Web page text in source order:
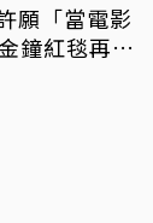
願「當電影
鐘紅毯再喊